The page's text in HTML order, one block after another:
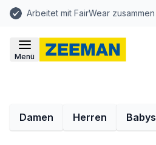
Arbeitet mit FairWear zusammen
Menü
Damen Herren Babys